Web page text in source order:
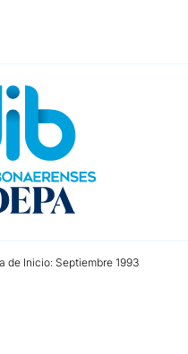
de Inicio: Septiembre 1993